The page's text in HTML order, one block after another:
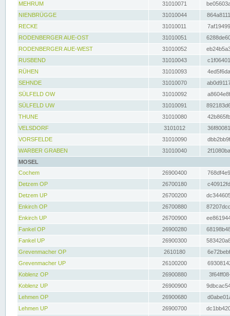
MEHRUM
31010071
NIENBRÜGGE
31010044
RECKE
31010011
RODENBERGER AUE-OST
31010051
RODENBERGER AUE-WEST
31010052
RUSBEND
31010043
RÜHEN
31010093
SEHNDE
31010070
SÜLFELD OW
31010092
SÜLFELD UW
31010091
THUNE
31010080
VELSDORF
3101012
VORSFELDE
31010090
WARBER GRABEN
31010040
MOSEL
Cochem
26900400
Detzem OP
26700180
Detzem UP
26700200
Enkirch OP
26700880
Enkirch UP
26700900
Fankel OP
26900280
Fankel UP
26900300
Grevenmacher OP
2610180
Grevenmacher UP
26100200
Koblenz OP
26900880
Koblenz UP
26900900
Lehmen OP
26900680
Lehmen UP
26900700